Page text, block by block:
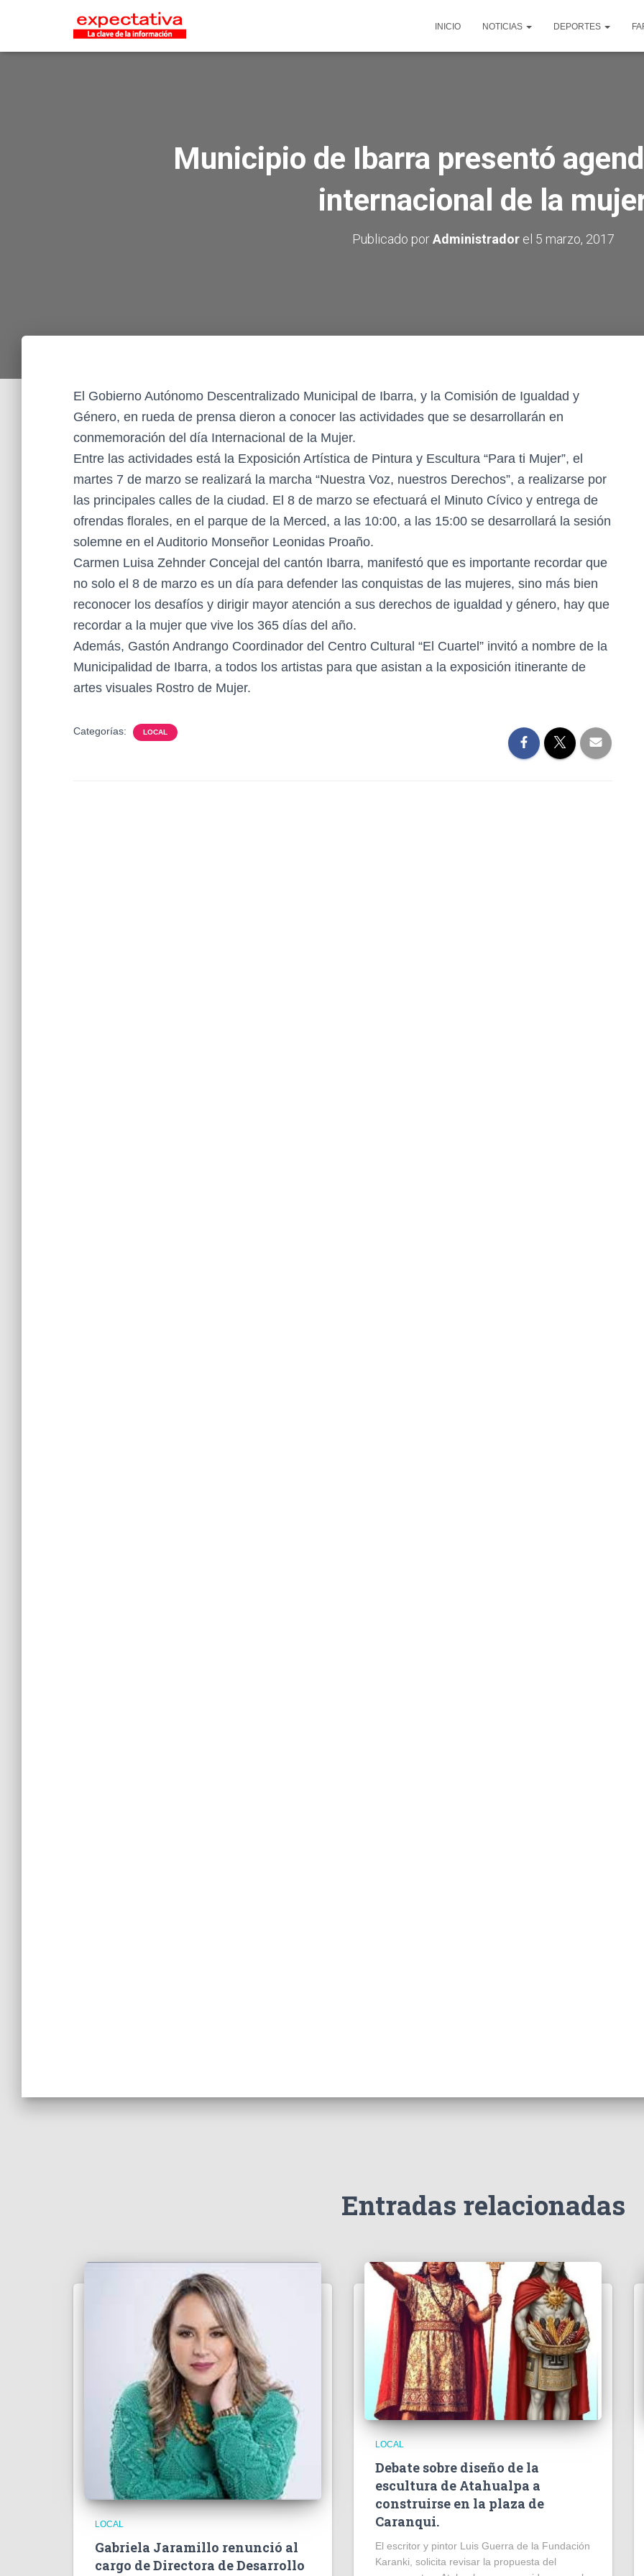
INICIO NOTICIAS DEPORTES
Municipio de Ibarra presentó
internacional de la
Publicado porAdministradorel 5 marzo, 2017
El Gobierno Autónomo Descentralizado Municipal de Ibarra, y la Comisión de Igualdad y
Género, en rueda de prensa dieron a conocer las actividades que se desarrollarán en
conmemoración del día Internacional de la Mujer.
Entre las actividades está la Exposición Artística de Pintura y Escultura “Para ti Mujer”, el
martes 7 de marzo se realizará la marcha “Nuestra Voz, nuestros Derechos”, a realizarse por
las principales calles de la ciudad. El 8 de marzo se efectuará el Minuto Cívico y entrega de
ofrendas florales, en el parque de la Merced, a las 10:00, a las 15:00 se desarrollará la sesión
solemne en el Auditorio Monseñor Leonidas Proaño.
Carmen Luisa Zehnder Concejal del cantón Ibarra, manifestó que es importante recordar que
no solo el 8 de marzo es un día para defender las conquistas de las mujeres, sino más bien
reconocer los desafíos y dirigir mayor atención a sus derechos de igualdad y género, hay que
recordar a la mujer que vive los 365 días del año.
Además, Gastón Andrango Coordinador del Centro Cultural “El Cuartel” invitó a nombre de la
Municipalidad de Ibarra, a todos los artistas para que asistan a la exposición itinerante de
artes visuales Rostro de Mujer.
Categorías: LOCAL
Entradas relacionadas
LOCAL
Gabriela Jaramillo renunció al
cargo de Directora de Desarrollo
LOCAL
Debate sobre diseño de la
escultura de Atahualpa a
construirse en la plaza de
Caranqui.
El escritor y pintor Luis Guerra de la Fundación
Karanki, solicita revisar la propuesta del